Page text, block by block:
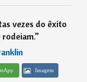
vezes do êxito
rodeiam.”
Imagem